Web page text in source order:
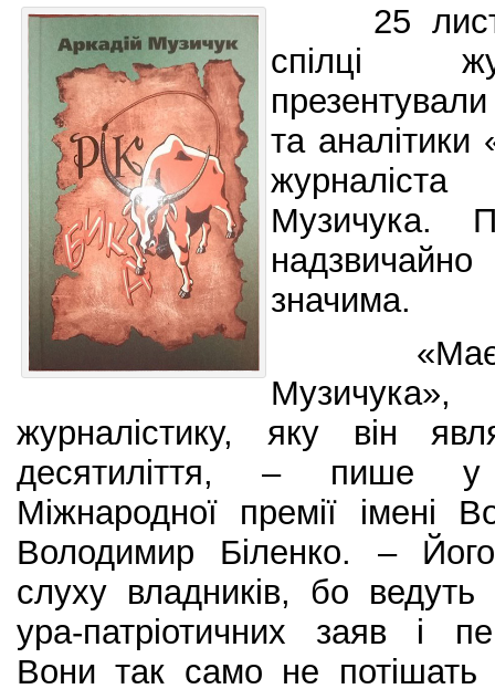
25
спілці
та аналітики
Музичука.
значима.
«Маємо
журналістику, яку він
десятиліття, – пише у
Міжнародної премії імені
Володимир Біленко. – Його
слуху владників, бо
ура-патріотичних заяв і
Вони так само не